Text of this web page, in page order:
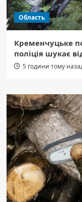
Область
Кременчуцьке
поліція шукає
5 години тому